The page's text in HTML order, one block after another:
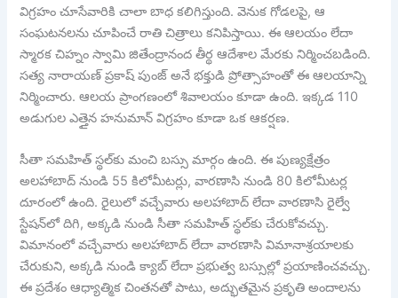
విగ్రహం చూసేవారికి చాలా బాధ కలిగిస్తుంది. వెనుక గోడలపై, ఆ
సంఘటనలను చూపించే రాతి చిత్రాలు కనిపిస్తాయి. ఈ ఆలయం లేదా
స్మారక చిహ్నం స్వామి జితేంద్రానంద తీర్థ ఆదేశాల మేరకు నిర్మించబడింది.
సత్య నారాయణ్ ప్రకాష్ పుంజ్ అనే భక్తుడి ప్రోత్సాహంతో ఈ ఆలయాన్ని
నిర్మించారు. ఆలయ ప్రాంగణంలో శివాలయం కూడా ఉంది. ఇక్కడ 110
అడుగుల ఎత్తైన హనుమాన్ విగ్రహం కూడా ఒక ఆకర్షణ.
సీతా సమహిత్ స్థల్‌కు మంచి బస్సు మార్గం ఉంది. ఈ పుణ్యక్షేత్రం
అలహాబాద్ నుండి 55 కిలోమీటర్లు, వారణాసి నుండి 80 కిలోమీటర్ల
దూరంలో ఉంది. రైలులో వచ్చేవారు అలహాబాద్ లేదా వారణాసి రైల్వే
స్టేషన్‌లో దిగి, అక్కడి నుండి సీతా సమహిత్ స్థల్‌కు చేరుకోవచ్చు.
విమానంలో వచ్చేవారు అలహాబాద్ లేదా వారణాసి విమానాశ్రయాలకు
చేరుకుని, అక్కడి నుండి క్యాబ్ లేదా ప్రభుత్వ బస్సుల్లో ప్రయాణించవచ్చు.
ఈ ప్రదేశం ఆధ్యాత్మిక చింతనతో పాటు, అద్భుతమైన ప్రకృతి అందాలను